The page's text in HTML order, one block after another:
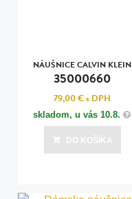
NÁUŠNICE CALVIN KLEIN
35000660
79,00 €s DPH
skladom, u vás 10.8.
DO KOŠÍKA